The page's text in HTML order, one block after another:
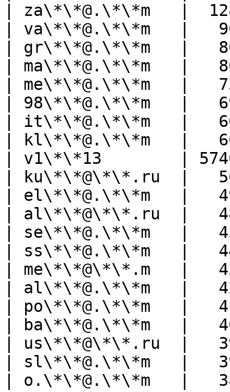
| za\*\*@.\*\*m   |
| va\*\*@.\*\*m   |
| gr\*\*@.\*\*m   |
| ma\*\*@.\*\*m   |
| me\*\*@.\*\*m   |
| 98\*\*@.\*\*m   |
| it\*\*@.\*\*m   |
| kl\*\*@.\*\*m   |
| v1\*\*13        |
| ku\*\*@\*\*.ru  |
| el\*\*@.\*\*m   |
| al\*\*@\*\*.ru  |
| se\*\*@.\*\*m   |
| ss\*\*@.\*\*m   |
| me\*\*@\*\*.m   |
| al\*\*@.\*\*m   |
| po\*\*@.\*\*m   |
| ba\*\*@.\*\*m   |
| us\*\*@\*\*.ru  |
| sl\*\*@.\*\*m   |
| o.\*\*@.\*\*m   |